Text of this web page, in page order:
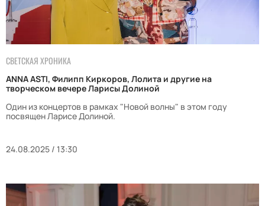
СВЕТСКАЯ ХРОНИКА
ANNA ASTI, Филипп Киркоров, Лолита и другие на
творческом вечере Ларисы Долиной
Один из концертов в рамках "Новой волны" в этом году
посвящен Ларисе Долиной.
24.08.2025 / 13:30